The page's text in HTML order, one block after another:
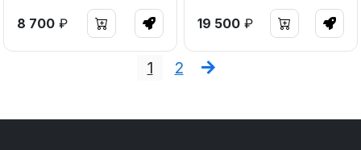
8 700 ₽ 19 500 ₽
1 2